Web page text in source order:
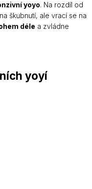
yoyo. Na rozdíl od
škubnutí, ale vrací se na
déle a zvládne
yoyí